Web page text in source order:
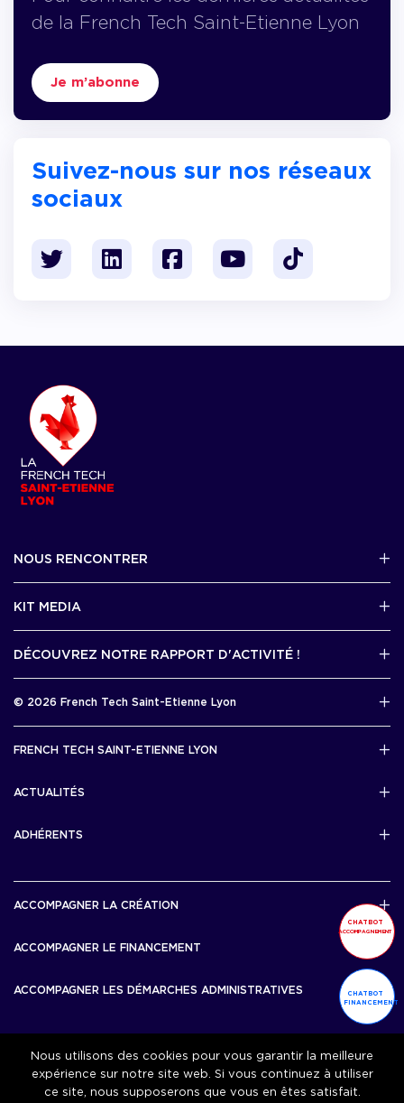
CHATBOT
ACCOMPAGNEMENT
CHATBOT
FINANCEMENT
de la French Tech Saint-Etienne Lyon
Je m’abonne
Suivez-nous sur nos réseaux
sociaux
NOUS RENCONTRER
KIT MEDIA
DÉCOUVREZ NOTRE RAPPORT D'ACTIVITÉ !
© 2026 French Tech Saint-Etienne Lyon
Politique de confidentialité
Développement 69pixl
FRENCH TECH SAINT-ETIENNE LYON
L’association French Tech Saint-Etienne Lyon
ACTUALITÉS
Actualités
ADHÉRENTS
ACCOMPAGNER LA CRÉATION
ACCOMPAGNER LE FINANCEMENT
Bourse French Tech
ACCOMPAGNER LES DÉMARCHES ADMINISTRATIVES
ACCOMPAGNER LA CROISSANCE
Scale Up Excellence
Nous utilisons des cookies pour vous garantir la meilleure
expérience sur notre site web. Si vous continuez à utiliser
ce site, nous supposerons que vous en êtes satisfait.